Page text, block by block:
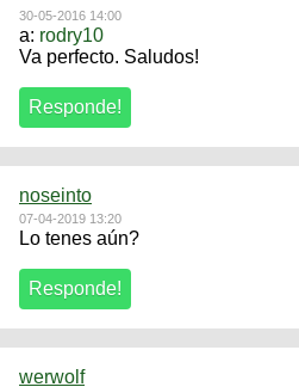
30-05-2016 14:00
a: rodry10
Va perfecto. Saludos!
noseinto
07-04-2019 13:20
Lo tenes aún?
werwolf